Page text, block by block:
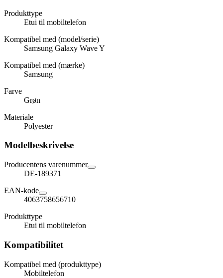
Produkttype
Etui til mobiltelefon
Kompatibel med (model/serie)
Samsung Galaxy Wave Y
Kompatibel med (mærke)
Samsung
Farve
Grøn
Materiale
Polyester
Modelbeskrivelse
Producentens varenummer
DE-189371
EAN-kode
4063758656710
Produkttype
Etui til mobiltelefon
Kompatibilitet
Kompatibel med (produkttype)
Mobiltelefon